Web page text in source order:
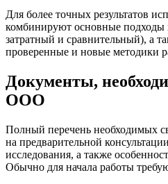
Для более точных результатов
комбинируют основные подходы
затратный и сравнительный), а
проверенные и новые методики
Документы,
ООО
Полный перечень необходимых
на предварительной
исследования, а также
Обычно для начала работы
Гусь-Хрустальный
Дедовск
Дербент
Джанкой
Дзержинск
Дзержинский
Димитровград
Долгопрудный
Домодедово
Донецк